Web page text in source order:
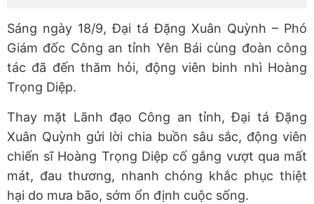
Sáng ngày 18/9, Đại tá Đặng Xuân Quỳnh – Phó
Giám đốc Công an tỉnh Yên Bái cùng đoàn công
tác đã đến thăm hỏi, động viên binh nhì Hoàng
Trọng Diệp.
Thay mặt Lãnh đạo Công an tỉnh, Đại tá Đặng
Xuân Quỳnh gửi lời chia buồn sâu sắc, động viên
chiến sĩ Hoàng Trọng Diệp cố gắng vượt qua mất
mát, đau thương, nhanh chóng khắc phục thiệt
hại do mưa bão, sớm ổn định cuộc sống.